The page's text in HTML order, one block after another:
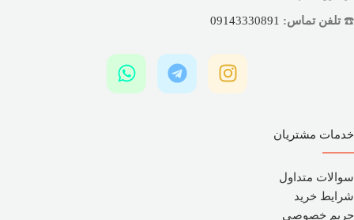
☎️تلفن تماس: 09143330891
خدمات مشتریان
سوالات متداول
شرایط خرید
حریم خصوصی